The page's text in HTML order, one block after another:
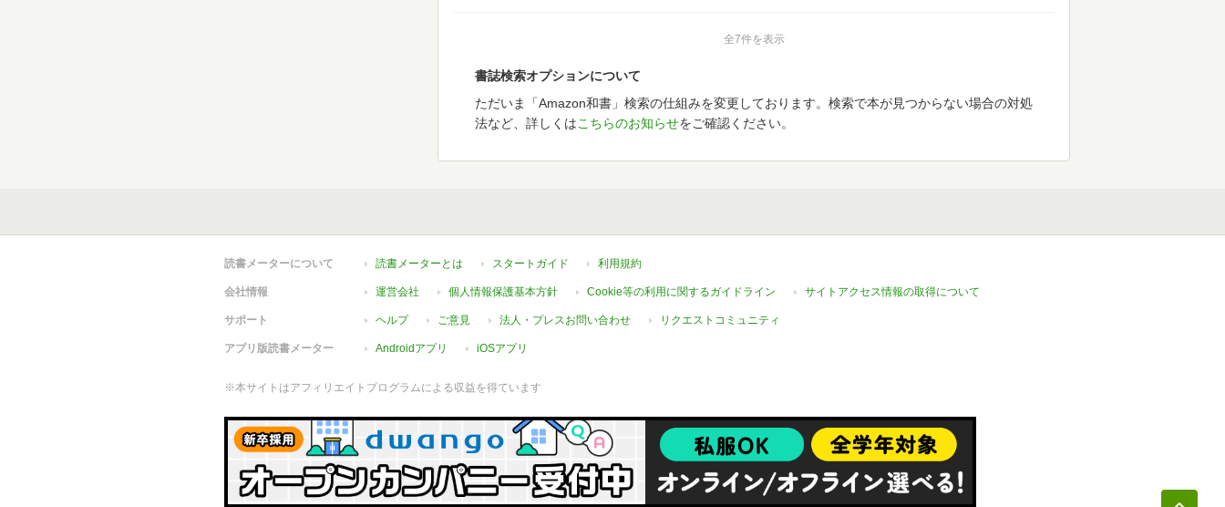
全7件を表示
書誌検索オプションについて
ただいま「Amazon和書」検索の仕組みを変更しております。検索で本が見つからない場合の対処
法など、詳しくはこちらのお知らせをご確認ください。
読書メーターについて 読書メーターとは スタートガイド 利用規約
会社情報 運営会社 個人情報保護基本方針 Cookie等の利用に関するガイドライン サイトアクセス情報の取得について
サポート ヘルプ ご意見 法人・プレスお問い合わせ リクエストコミュニティ
アプリ版読書メーター Androidアプリ iOSアプリ
※本サイトはアフィリエイトプログラムによる収益を得ています